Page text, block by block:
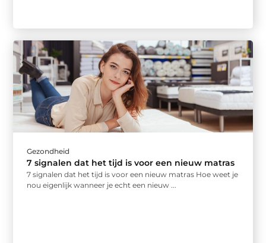
Gezondheid
7 signalen dat het tijd is voor een nieuw matras
7 signalen dat het tijd is voor een nieuw matras Hoe weet je
nou eigenlijk wanneer je echt een nieuw ...